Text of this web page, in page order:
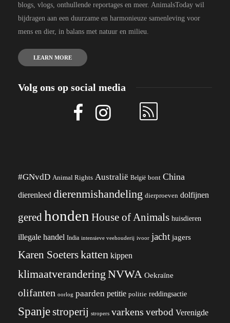
blogs, vlogs, onthullende reportages en meer. AnimalsToday wil
bijdragen aan een duurzame en harmonieuze samenleving voor
mens en dier, in balans met natuur en milieu.
LEARN MORE
Volg ons op social media
#GNvdD Animal Rights Australië België bont China
dierenleed dierenmishandeling dierproeven dolfijnen
geredhonden House of Animals huisdieren
illegale handel India intensieve veehouderij ivoor jacht jagers
Karen Soeterskatten kippen
klimaatverandering NVWA Oekraïne
olifanten oorlog paarden petitie politie reddingsactie
Spanjestroperij stropers varkens verbod Verenigde